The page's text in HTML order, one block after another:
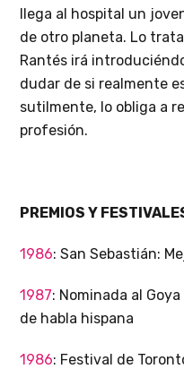
llega al hospital un
de otro planeta. Lo
Rantés irá
dudar de si realmente
sutilmente, lo obliga a
profesión.
PREMIOS Y
1986: San Sebastián:
1987: Nominada al
de habla hispana
1986: Festival de